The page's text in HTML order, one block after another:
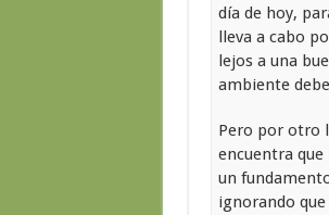
día de hoy,
lleva a cabo
lejos a una
ambiente
Pero por otro
encuentra
un
ignorando